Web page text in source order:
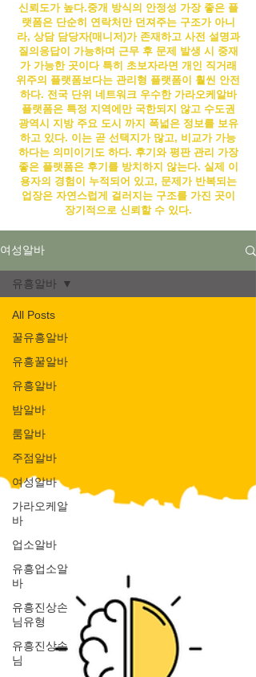
신뢰도가 높다.중개 방식의 안정성 가장 좋은 플
랫폼은 단순히 연락처만 던져주는 구조가 아니
라, 상담 담당자(매니저)가 존재하고 사전 설명과
질의응답이 가능하며 근무 후 문제 발생 시 중재
가 가능한 곳이다 특히 초보자라면 개인 직거래
위주의 플랫폼보다는 관리형 플랫폼이 훨씬 안전
하다. 전국 단위 네트워크 우수한 가라오케알바
플랫폼은 특정 지역에만 국한되지 않고 수도권
광역시 지방 주요 도시 까지 폭넓은 정보를 보유
하고 있다. 이는 곧 선택지가 많고, 비교가 가능
하다는 의미이기도 하다. 후기와 평판 관리 가장
좋은 플랫폼은 후기를 방치하지 않는다. 실제 이
용자의 경험이 누적되어 있고, 문제가 반복되는
업장은 자연스럽게 걸러지는 구조를 가진 곳이
장기적으로 신뢰할 수 있다.
여성알바
All Posts
꿀유흥알바
유흥꿀알바
유흥알바
밤알바
룸알바
주점알바
여성알바
가라오케알
바
업소알바
유흥업소알
바
유흥진상손
님유형
유흥진상손
님
유흥알바